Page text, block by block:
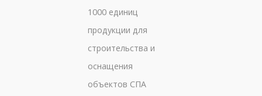
1000 единиц
продукции для
строительства и
оснащения
объектов СПА